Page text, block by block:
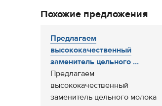
Похожие предложения
Предлагаем
высококачественный
заменитель цельного ...
Предлагаем
высококачественный
заменитель цельного молока